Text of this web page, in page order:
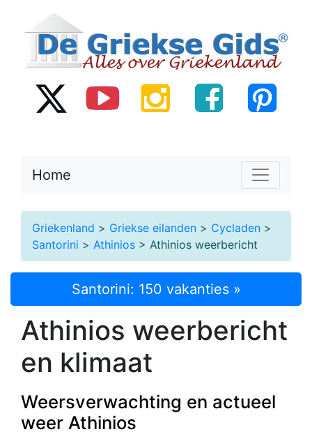
Home
Griekenland > Griekse eilanden > Cycladen >
Santorini > Athinios > Athinios weerbericht
Santorini: 150 vakanties »
Athinios weerbericht
en klimaat
Weersverwachting en actueel
weer Athinios